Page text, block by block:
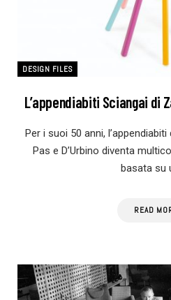
DESIGN FILES
L’appendiabiti Sciangai di
Per i suoi 50 anni,
Pas e D’Urbino diventa
basata su
READ